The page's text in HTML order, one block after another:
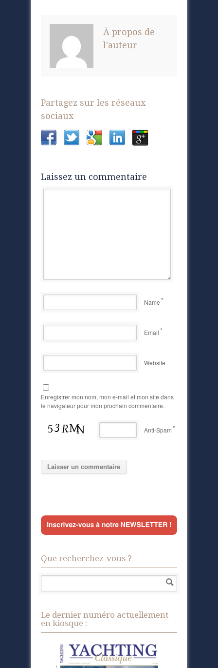
À propos de
l'auteur
Partagez sur les réseaux
sociaux
Laissez un commentaire
Name*
Email*
Website
Enregistrer mon nom, mon e-mail et mon site dans
le navigateur pour mon prochain commentaire.
Anti-Spam*
Que recherchez-vous ?
Le dernier numéro actuellement
en kiosque :